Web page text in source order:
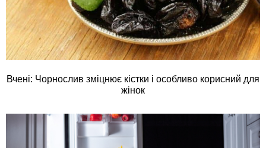
Вчені: Чорнослив зміцнює кістки і особливо корисний для
жінок